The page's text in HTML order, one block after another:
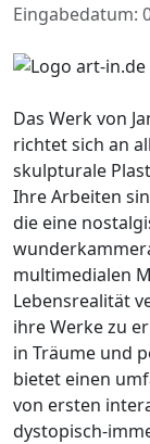
Eingabedatum:
Das Werk von
richtet sich an
skulpturale
Ihre Arbeiten
die eine
multimedialen
Lebensrealität
ihre Werke zu
in Träume und
bietet einen
von ersten
dystopisch-